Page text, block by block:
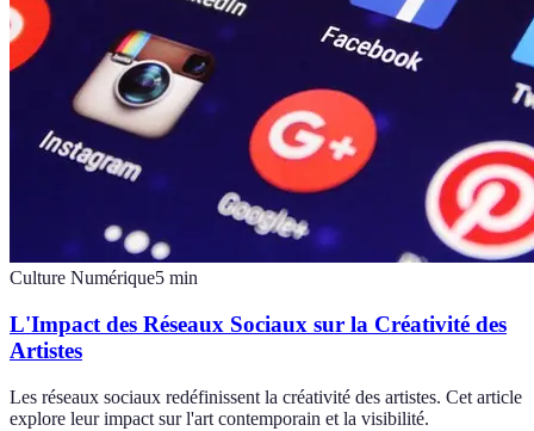
Culture Numérique5 min
L'Impact des Réseaux Sociaux sur la Créativité des
Artistes
Les réseaux sociaux redéfinissent la créativité des artistes. Cet article
explore leur impact sur l'art contemporain et la visibilité.